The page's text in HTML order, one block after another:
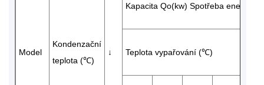
Model
Kondenzační
teplota (℃)
↓
Kapacita Qo(kw) Spotřeba energie
Teplota vypařování (℃)